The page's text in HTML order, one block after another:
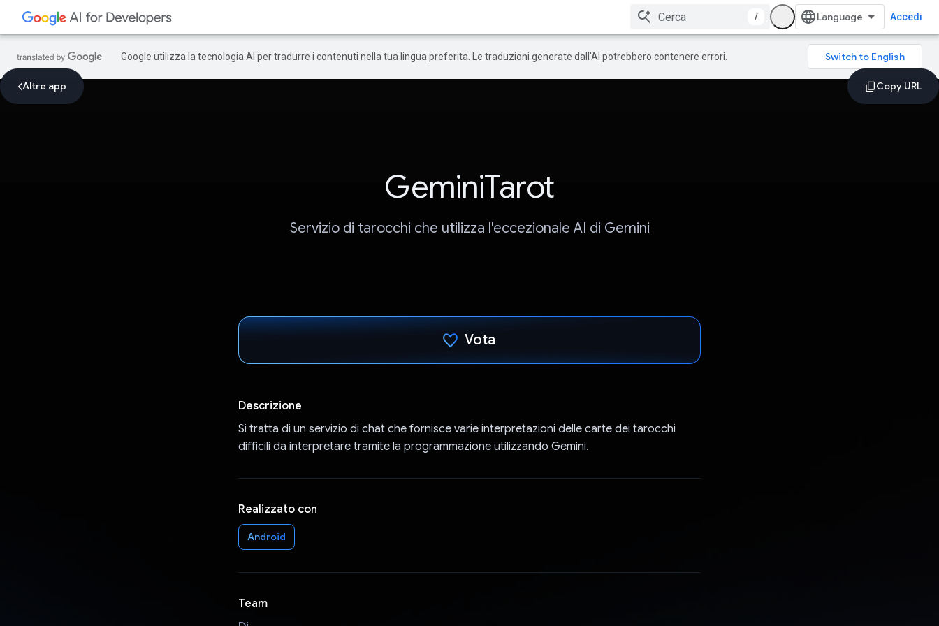
/ Accedi
Google utilizza la tecnologia AI per tradurre i contenuti nella tua lingua preferita. Le traduzioni generate dall'AI potrebbero contenere errori.
Altre app
GeminiTarot
Servizio di tarocchi che utilizza l'eccezionale AI di Gemini
Vota
Descrizione
Si tratta di un servizio di chat che fornisce varie interpretazioni delle carte dei tarocchi
difficili da interpretare tramite la programmazione utilizzando Gemini.
Realizzato con
Android
Team